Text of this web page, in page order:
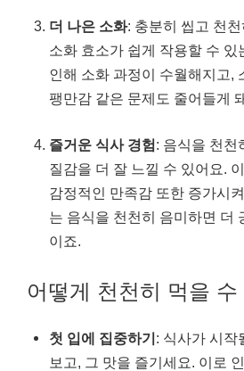
더 나은 소화: 충분히 씹고 천
소화 효소가 쉽게 작용할 수 있
인해 소화 과정이 수월해지고,
팽만감 같은 문제도 줄어들게
즐거운 식사 경험: 음식을 천천
질감을 더 잘 느낄 수 있어요.
감정적인 만족감 또한 증가시
는 음식을 천천히 음미하면 더
이죠.
어떻게 천천히 먹을
첫 입에 집중하기: 식사가 시작
보고, 그 맛을 즐기세요. 이로